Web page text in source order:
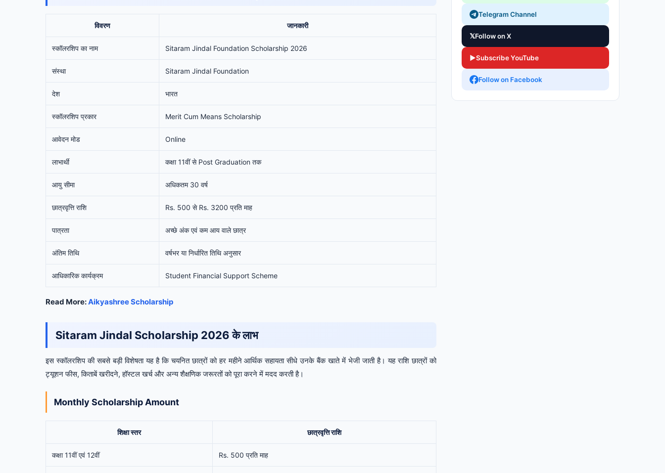
विवरण जानकारी
स्कॉलरशिप का नाम Sitaram Jindal Foundation Scholarship 2026
संस्था Sitaram Jindal Foundation
देश भारत
स्कॉलरशिप प्रकार Merit Cum Means Scholarship
आवेदन मोड Online
लाभार्थी कक्षा 11वीं से Post Graduation तक
आयु सीमा अधिकतम 30 वर्ष
छात्रवृत्ति राशि Rs. 500 से Rs. 3200 प्रति माह
पात्रता अच्छे अंक एवं कम आय वाले छात्र
अंतिम तिथि वर्षभर या निर्धारित तिथि अनुसार
आधिकारिक कार्यक्रम Student Financial Support Scheme
Read More:Aikyashree Scholarship
Sitaram Jindal Scholarship 2026 के लाभ
इस स्कॉलरशिप की सबसे बड़ी विशेषता यह है कि चयनित छात्रों को हर महीने आर्थिक सहायता सीधे उनके बैंक खाते में भेजी जाती है। यह राशि छात्रों को
ट्यूशन फीस, किताबें खरीदने, हॉस्टल खर्च और अन्य शैक्षणिक जरूरतों को पूरा करने में मदद करती है।
Monthly Scholarship Amount
शिक्षा स्तर छात्रवृत्ति राशि
कक्षा 11वीं एवं 12वीं Rs. 500 प्रति माह
Telegram Channel
𝕏Follow on X
▶Subscribe YouTube
Follow on Facebook